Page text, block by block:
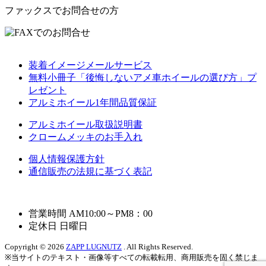
ファックスでお問合せの方
装着イメージメールサービス
無料小冊子「後悔しないアメ車ホイールの選び方」プ
レゼント
アルミホイール1年間品質保証
アルミホイール取扱説明書
クロームメッキのお手入れ
個人情報保護方針
通信販売の法規に基づく表記
営業時間 AM10:00～PM8：00
定休日 日曜日
Copyright © 2026 ZAPP LUGNUTZ . All Rights Reserved.
※当サイトのテキスト・画像等すべての転載転用、商用販売を固く禁じま